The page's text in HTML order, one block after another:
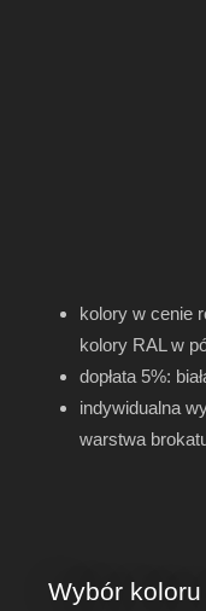
kolory w cenie
kolory RAL w
dopłata 5%:
indywidualna
warstwa
Wybór